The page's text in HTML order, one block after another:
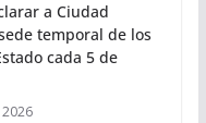
a Ciudad
temporal de los
cada 5 de